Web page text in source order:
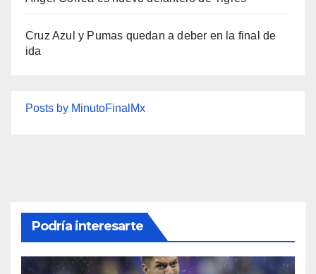
Cruz Azul y Pumas quedan a deber en la final de
ida
Posts by MinutoFinalMx
Podría interesarte